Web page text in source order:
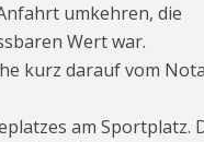
umkehren, die
Wert war.
kurz darauf vom
am Sportplatz.